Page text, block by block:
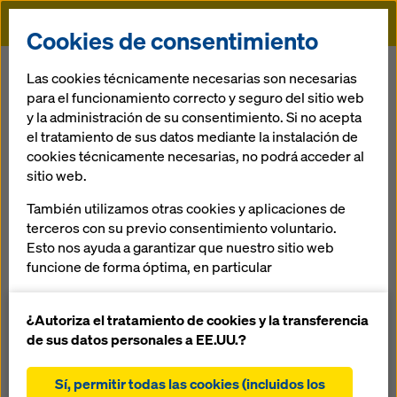
Doka
Presa el zapotillo
México
presa aguas arriba con trepa mf para trepado de cimbra
Cookies de consentimiento
Las cookies técnicamente necesarias son necesarias
para el funcionamiento correcto y seguro del sitio web
y la administración de su consentimiento. Si no acepta
el tratamiento de sus datos mediante la instalación de
cookies técnicamente necesarias, no podrá acceder al
sitio web.
También utilizamos otras cookies y aplicaciones de
terceros con su previo consentimiento voluntario.
Esto nos ayuda a garantizar que nuestro sitio web
funcione de forma óptima, en particular
nuestro sitio web (cookies funcionales y
estadísticas)
utilizar la tienda online de Doka (cookies
¿Autoriza el tratamiento de cookies y la transferencia
de sus datos personales a EE.UU.?
Sí, permitir todas las cookies (incluidos los